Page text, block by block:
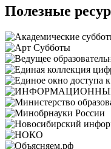
Полезные